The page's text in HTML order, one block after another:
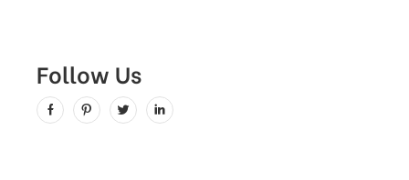
Follow Us